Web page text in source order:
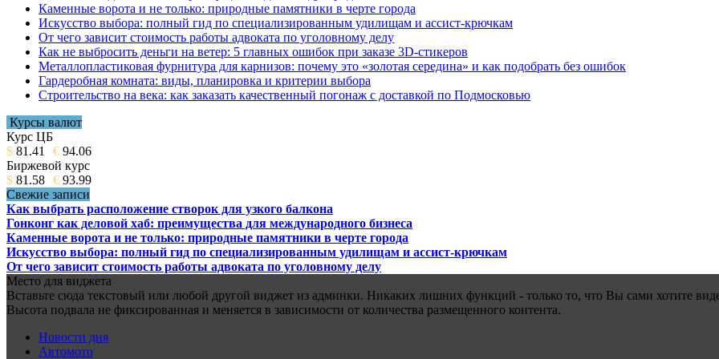
Каменные ворота и не только: природные памятники в черте города
Искусство выбора: полный гид по специализированным удилищам и ассист-крючкам
От чего зависит стоимость работы адвоката по уголовному делу
Как не выбросить деньги на ветер: 5 главных ошибок при заказе 3D-стикеров
Металлопластиковая фурнитура для карнизов: почему это «золотая середина» и как подобрать без ошибок
Гардеробная комната: виды, планировка и критерии выбора
Строительство на века: как заказать качественный погонаж с доставкой по Подмосковью
Курсы валют
Курс ЦБ
$ 81.41 € 94.06
Биржевой курс
$ 81.58 € 93.99
Свежие записи
Как выбрать расположение створок для узкого балкона
Гонконг как деловой хаб: преимущества для международного бизнеса
Каменные ворота и не только: природные памятники в черте города
Искусство выбора: полный гид по специализированным удилищам и ассист-крючкам
От чего зависит стоимость работы адвоката по уголовному делу
Место для виджета
Вставьте сюда текстовый или любой другой виджет из админки. Никаких лишних функций - только то, что Вы сами хотите
Высота подвала не фиксированная и меняется в зависимости от количества размещенного контента.
Новости дня
Автомото